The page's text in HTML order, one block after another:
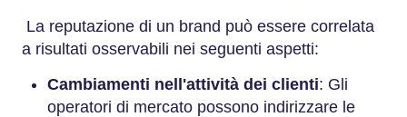
La reputazione di un brand può essere correlata
a risultati osservabili nei seguenti aspetti:
Cambiamenti nell'attività dei clienti: Gli
operatori di mercato possono indirizzare le